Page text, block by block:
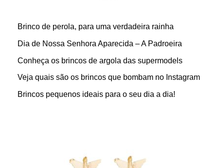
Brinco de perola, para uma verdadeira rainha
Dia de Nossa Senhora Aparecida – A Padroeira
Conheça os brincos de argola das supermodels
Veja quais são os brincos que bombam no Instagram
Brincos pequenos ideais para o seu dia a dia!